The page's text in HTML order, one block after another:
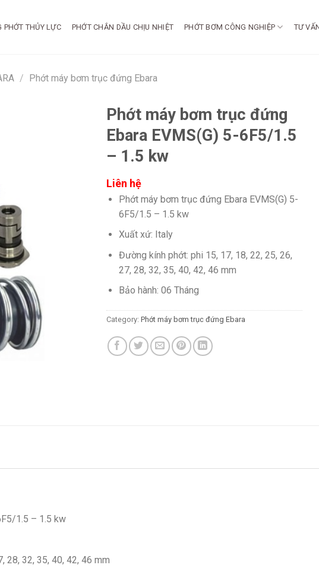
PHỚT THỦY LỰC PHỚT CHẮN DẦU CHỊU NHIỆT PHỚT BƠM CÔNG NGHIỆP TƯ
/ Phớt máy bơm trục đứng Ebara
Phớt máy bơm trục đứng
Ebara EVMS(G) 5-6F5/1.5
– 1.5 kw
Liên hệ
Phớt máy bơm trục đứng Ebara EVMS(G) 5-
6F5/1.5 – 1.5 kw
Xuất xứ: Italy
Đường kính phớt: phi 15, 17, 18, 22, 25, 26,
27, 28, 32, 35, 40, 42, 46 mm
Bảo hành: 06 Tháng
Category: Phớt máy bơm trục đứng Ebara
1.5 – 1.5 kw
28, 32, 35, 40, 42, 46 mm